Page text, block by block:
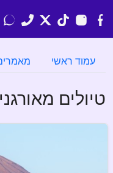
עמוד ראשי
טיולים